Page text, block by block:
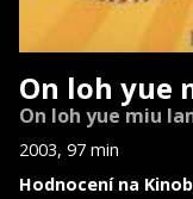
On loh yue
On loh yue miu
2003, 97 min
Hodnocení na